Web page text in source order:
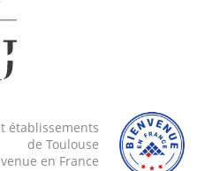
établissements
de Toulouse
en France